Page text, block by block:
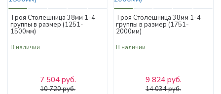
Троя Столешница 38мм 1-4
группы в размер (1251-
1500мм)
В наличии
7 504 руб.
10 720 руб.
Троя Столешница 38мм 1-4
группы в размер (1751-
2000мм)
В наличии
9 824 руб.
14 034 руб.